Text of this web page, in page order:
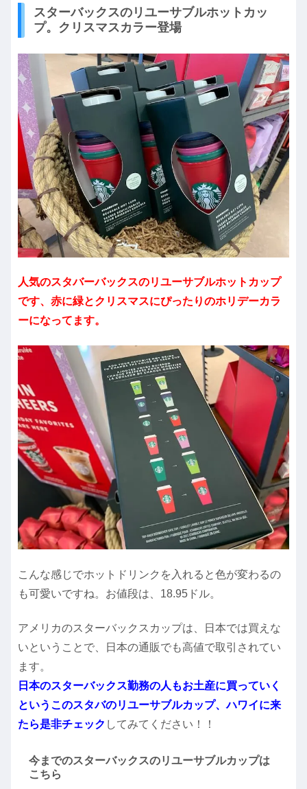
スターバックスのリユーサブルホットカッ
プ。クリスマスカラー登場
人気のスタバーバックスのリユーサブルホットカップ
です、赤に緑とクリスマスにぴったりのホリデーカラ
ーになってます。
こんな感じでホットドリンクを入れると色が変わるの
も可愛いですね。お値段は、18.95ドル。
アメリカのスターバックスカップは、日本では買えな
いということで、日本の通販でも高値で取引されてい
ます。
日本のスターバックス勤務の人もお土産に買っていく
というこのスタバのリユーサブルカップ、ハワイに来
たら是非チェック してみてください！！
今までのスターバックスのリユーサブルカップは
こちら